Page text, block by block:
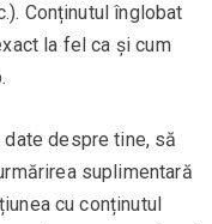
Conținutul înglobat
la fel ca și cum
despre tine, să
suplimentară
cu conținutul